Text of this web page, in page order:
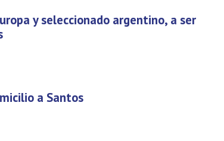
y seleccionado argentino, a ser
a Santos